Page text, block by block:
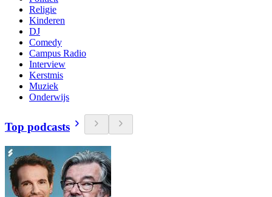
Religie
Kinderen
DJ
Comedy
Campus Radio
Interview
Kerstmis
Muziek
Onderwijs
Top podcasts